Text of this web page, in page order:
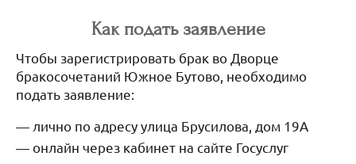
Как подать заявление
Чтобы зарегистрировать брак во Дворце
бракосочетаний Южное Бутово, необходимо
подать заявление:
лично по адресу улица Брусилова, дом 19А
онлайн через кабинет на сайте Госуслуг